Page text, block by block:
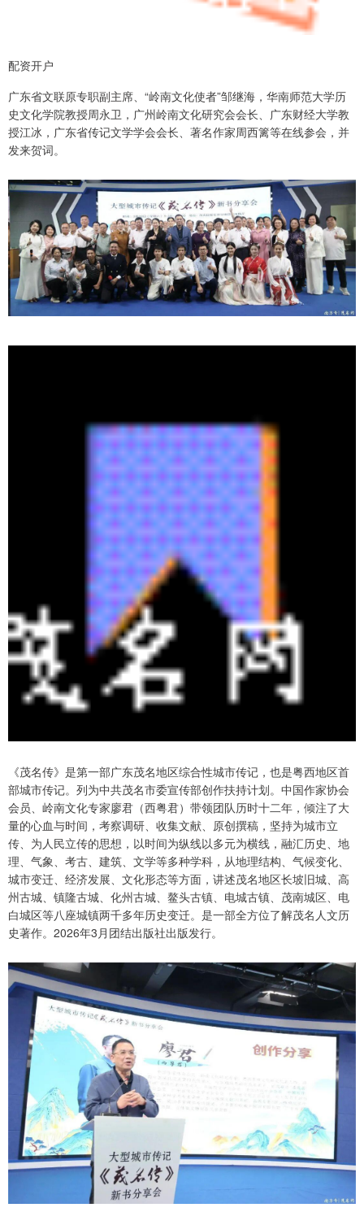
配资开户
广东省文联原专职副主席、“岭南文化使者”邹继海，华南师范大学历
史文化学院教授周永卫，广州岭南文化研究会会长、广东财经大学教
授江冰，广东省传记文学学会会长、著名作家周西篱等在线参会，并
发来贺词。
《茂名传》是第一部广东茂名地区综合性城市传记，也是粤西地区首
部城市传记。列为中共茂名市委宣传部创作扶持计划。中国作家协会
会员、岭南文化专家廖君（西粤君）带领团队历时十二年，倾注了大
量的心血与时间，考察调研、收集文献、原创撰稿，坚持为城市立
传、为人民立传的思想，以时间为纵线以多元为横线，融汇历史、地
理、气象、考古、建筑、文学等多种学科，从地理结构、气候变化、
城市变迁、经济发展、文化形态等方面，讲述茂名地区长坡旧城、高
州古城、镇隆古城、化州古城、鳌头古镇、电城古镇、茂南城区、电
白城区等八座城镇两千多年历史变迁。是一部全方位了解茂名人文历
史著作。2026年3月团结出版社出版发行。